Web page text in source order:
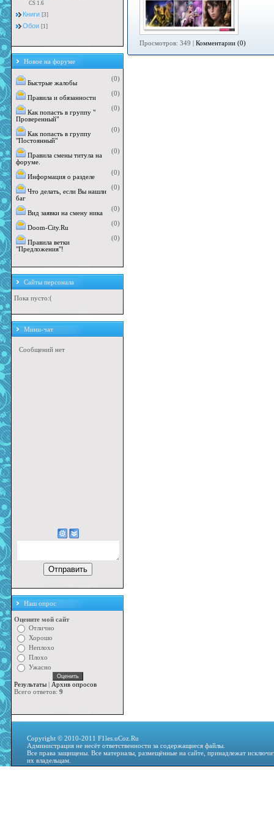
CS 1.6
Книги [3]
Обои [1]
Новое на форуме
Быстрые жалобы
(0)
Правила и обязанности
(0)
Как попасть в группу "
Проверенный"
(0)
Как попасть в группу
"Постоянный"
(0)
Правила смены титула на
форуме.
(0)
Информация о разделе
(0)
Что делать, если Вы нашли
баг
(0)
Вид заявки на смену ника
(0)
Doom-City.Ru
(0)
Правила ветки
"Предложения"!
(0)
Сайты персонала
Пока пусто:(
Мини-чат
Наш опрос
Оцените мой сайт
Отлично
Хорошо
Неплохо
Плохо
Ужасно
Результаты | Архив опросов
Всего ответов: 9
Просмотров: 349 | Комментарии (0)
Copyright © 2010-2011 F1les.uCoz.Ru
Администрация не несёт ответственности за содержащиеся файлы.
Все права защищены. Все материалы, размещённые на сайте, принадлежат
их владельцам.